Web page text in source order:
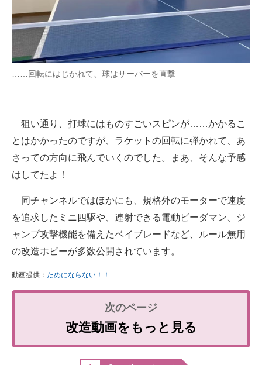
……回転にはじかれて、球はサーバーを直撃
狙い通り、打球にはものすごいスピンが……かかるこ
とはかかったのですが、ラケットの回転に弾かれて、あ
さっての方向に飛んでいくのでした。まあ、そんな予感
はしてたよ！
同チャンネルではほかにも、規格外のモーターで速度
を追求したミニ四駆や、連射できる電動ビーダマン、ジ
ャンプ攻撃機能を備えたベイブレードなど、ルール無用
の改造ホビーが多数公開されています。
動画提供： ためにならない！！
改造動画をもっと見る